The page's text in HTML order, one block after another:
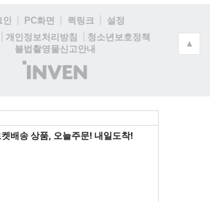
인 PC화면 퀵링크
설정
개인정보처리방침
청소년보호정책
불법촬영물신고안내
(주)
인
▲